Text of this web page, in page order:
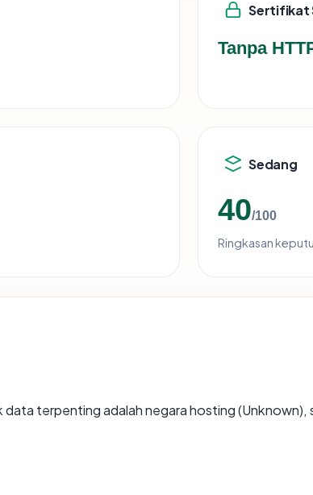
Sertifikat
Tanpa
Sedang
40/100
Ringkasan
data terpenting adalah negara hosting (Unknown),